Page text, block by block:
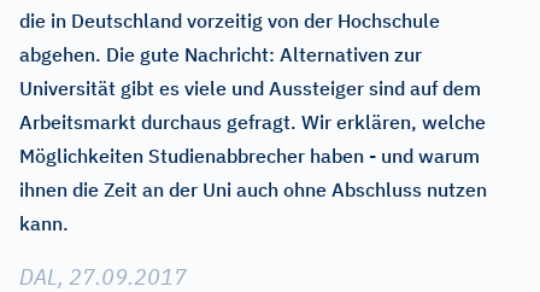
die in Deutschland vorzeitig von der Hochschule
abgehen. Die gute Nachricht: Alternativen zur
Universität gibt es viele und Aussteiger sind auf dem
Arbeitsmarkt durchaus gefragt. Wir erklären, welche
Möglichkeiten Studienabbrecher haben - und warum
ihnen die Zeit an der Uni auch ohne Abschluss nutzen
kann.
DAL, 27.09.2017